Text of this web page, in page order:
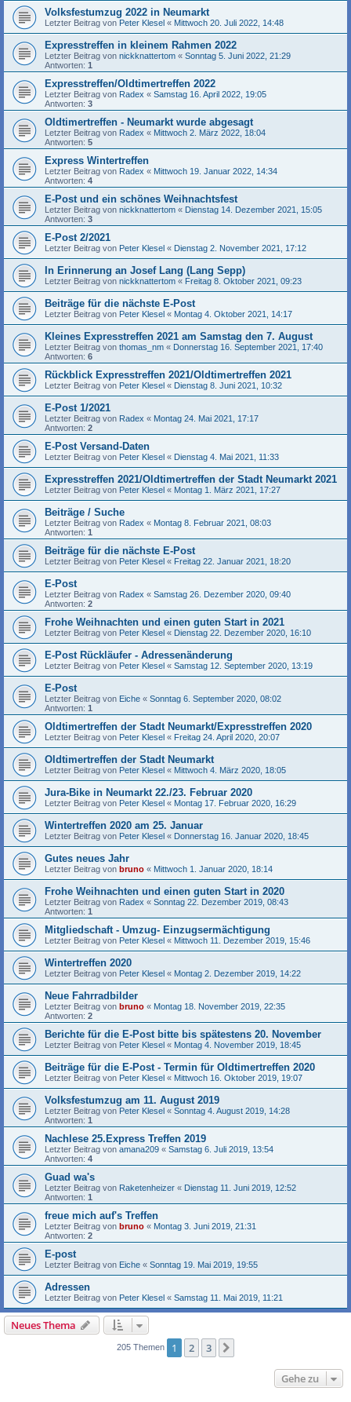
Volksfestumzug 2022 in Neumarkt
Letzter Beitrag von Peter Klesel « Mittwoch 20. Juli 2022, 14:48
Expresstreffen in kleinem Rahmen 2022
Letzter Beitrag von nickknattertom « Sonntag 5. Juni 2022, 21:29
Antworten: 1
Expresstreffen/Oldtimertreffen 2022
Letzter Beitrag von Radex « Samstag 16. April 2022, 19:05
Antworten: 3
Oldtimertreffen - Neumarkt wurde abgesagt
Letzter Beitrag von Radex « Mittwoch 2. März 2022, 18:04
Antworten: 5
Express Wintertreffen
Letzter Beitrag von Radex « Mittwoch 19. Januar 2022, 14:34
Antworten: 4
E-Post und ein schönes Weihnachtsfest
Letzter Beitrag von nickknattertom « Dienstag 14. Dezember 2021, 15:05
Antworten: 3
E-Post 2/2021
Letzter Beitrag von Peter Klesel « Dienstag 2. November 2021, 17:12
In Erinnerung an Josef Lang (Lang Sepp)
Letzter Beitrag von nickknattertom « Freitag 8. Oktober 2021, 09:23
Beiträge für die nächste E-Post
Letzter Beitrag von Peter Klesel « Montag 4. Oktober 2021, 14:17
Kleines Expresstreffen 2021 am Samstag den 7. August
Letzter Beitrag von thomas_nm « Donnerstag 16. September 2021, 17:40
Antworten: 6
Rückblick Expresstreffen 2021/Oldtimertreffen 2021
Letzter Beitrag von Peter Klesel « Dienstag 8. Juni 2021, 10:32
E-Post 1/2021
Letzter Beitrag von Radex « Montag 24. Mai 2021, 17:17
Antworten: 2
E-Post Versand-Daten
Letzter Beitrag von Peter Klesel « Dienstag 4. Mai 2021, 11:33
Expresstreffen 2021/Oldtimertreffen der Stadt Neumarkt 2021
Letzter Beitrag von Peter Klesel « Montag 1. März 2021, 17:27
Beiträge / Suche
Letzter Beitrag von Radex « Montag 8. Februar 2021, 08:03
Antworten: 1
Beiträge für die nächste E-Post
Letzter Beitrag von Peter Klesel « Freitag 22. Januar 2021, 18:20
E-Post
Letzter Beitrag von Radex « Samstag 26. Dezember 2020, 09:40
Antworten: 2
Frohe Weihnachten und einen guten Start in 2021
Letzter Beitrag von Peter Klesel « Dienstag 22. Dezember 2020, 16:10
E-Post Rückläufer - Adressenänderung
Letzter Beitrag von Peter Klesel « Samstag 12. September 2020, 13:19
E-Post
Letzter Beitrag von Eiche « Sonntag 6. September 2020, 08:02
Antworten: 1
Oldtimertreffen der Stadt Neumarkt/Expresstreffen 2020
Letzter Beitrag von Peter Klesel « Freitag 24. April 2020, 20:07
Oldtimertreffen der Stadt Neumarkt
Letzter Beitrag von Peter Klesel « Mittwoch 4. März 2020, 18:05
Jura-Bike in Neumarkt 22./23. Februar 2020
Letzter Beitrag von Peter Klesel « Montag 17. Februar 2020, 16:29
Wintertreffen 2020 am 25. Januar
Letzter Beitrag von Peter Klesel « Donnerstag 16. Januar 2020, 18:45
Gutes neues Jahr
Letzter Beitrag von bruno « Mittwoch 1. Januar 2020, 18:14
Frohe Weihnachten und einen guten Start in 2020
Letzter Beitrag von Radex « Sonntag 22. Dezember 2019, 08:43
Antworten: 1
Mitgliedschaft - Umzug- Einzugsermächtigung
Letzter Beitrag von Peter Klesel « Mittwoch 11. Dezember 2019, 15:46
Wintertreffen 2020
Letzter Beitrag von Peter Klesel « Montag 2. Dezember 2019, 14:22
Neue Fahrradbilder
Letzter Beitrag von bruno « Montag 18. November 2019, 22:35
Antworten: 2
Berichte für die E-Post bitte bis spätestens 20. November
Letzter Beitrag von Peter Klesel « Montag 4. November 2019, 18:45
Beiträge für die E-Post - Termin für Oldtimertreffen 2020
Letzter Beitrag von Peter Klesel « Mittwoch 16. Oktober 2019, 19:07
Volksfestumzug am 11. August 2019
Letzter Beitrag von Peter Klesel « Sonntag 4. August 2019, 14:28
Antworten: 1
Nachlese 25.Express Treffen 2019
Letzter Beitrag von amana209 « Samstag 6. Juli 2019, 13:54
Antworten: 4
Guad wa's
Letzter Beitrag von Raketenheizer « Dienstag 11. Juni 2019, 12:52
Antworten: 1
freue mich auf's Treffen
Letzter Beitrag von bruno « Montag 3. Juni 2019, 21:31
Antworten: 2
E-post
Letzter Beitrag von Eiche « Sonntag 19. Mai 2019, 19:55
Adressen
Letzter Beitrag von Peter Klesel « Samstag 11. Mai 2019, 11:21
Neues Thema
205 Themen 1 2 3
Gehe zu